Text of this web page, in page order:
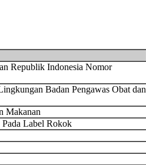
Republik Indonesia Nomor
Badan Pengawas Obat dan
Makanan
Pada Label Rokok